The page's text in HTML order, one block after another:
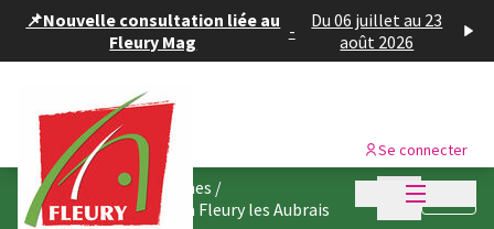
📌Nouvelle consultation liée au
Fleury Mag
-
Du 06 juillet au 23
août 2026
Menu
Se connecter
Consultations citoyennes /
Une 5ème micro forêt à Fleury les Aubrais
Menu Suivre
Panneau de gestion des cookies